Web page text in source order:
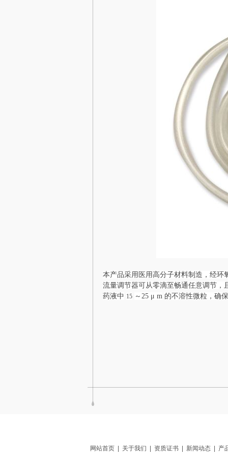
本产品采用医用高分子材料制造，经环
流量调节器可从零滴至畅通任意调节，
药液中 15 ～ 25 μ m 的不溶性微粒，确
网站首页 关于我们 资质证书 新闻动态 产